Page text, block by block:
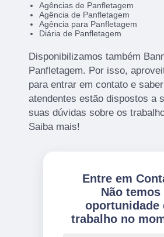
Agências de Panfletagem
Agência de Panfletagem
Agência para Panfletagem
Diária de Panfletagem
Disponibilizamos também
Panfletagem. Por isso,
para entrar em contato e
atendentes estão dispostos a
suas dúvidas sobre os
Saiba mais!
Entre em
Não temos
oportunidade
trabalho no